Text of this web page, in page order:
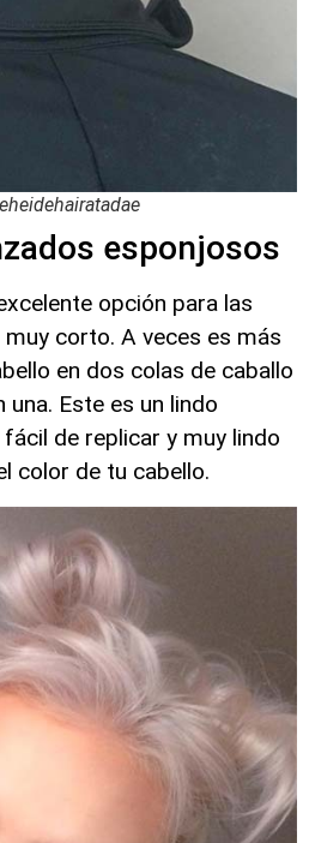
esponjosos
opción para las
corto. A veces es más
en dos colas de caballo
una. Este es un lindo
de replicar y muy lindo
color de tu cabello.